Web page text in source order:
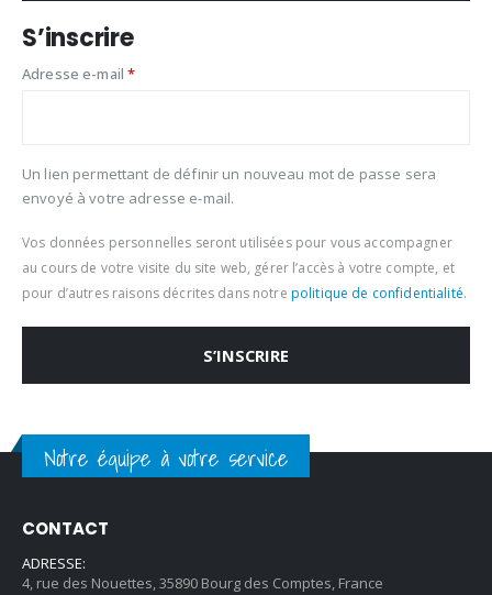
S’inscrire
Adresse e-mail*
Un lien permettant de définir un nouveau mot de passe sera
envoyé à votre adresse e-mail.
Vos données personnelles seront utilisées pour vous accompagner
au cours de votre visite du site web, gérer l’accès à votre compte, et
pour d’autres raisons décrites dans notre politique de confidentialité.
S’INSCRIRE
Notre équipe à votre service
CONTACT
ADRESSE:
4, rue des Nouettes, 35890 Bourg des Comptes, France